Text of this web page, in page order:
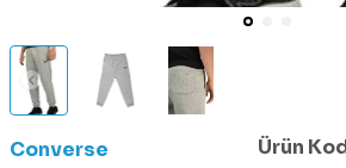
Converse Ürün